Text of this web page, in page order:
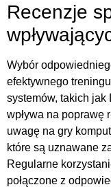
Recenzje
Wybór
efektywnego
systemów, takich jak
wpływa na poprawę
uwagę na gry
które są uznawane
Regularne
połączone z